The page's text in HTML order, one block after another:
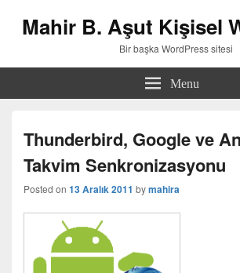
Mahir B. Aşut Kişisel
Bir başka WordPress sitesi
Menu
Thunderbird, Google ve
Takvim Senkronizasyonu
Posted on 13 Aralık 2011 bymahira